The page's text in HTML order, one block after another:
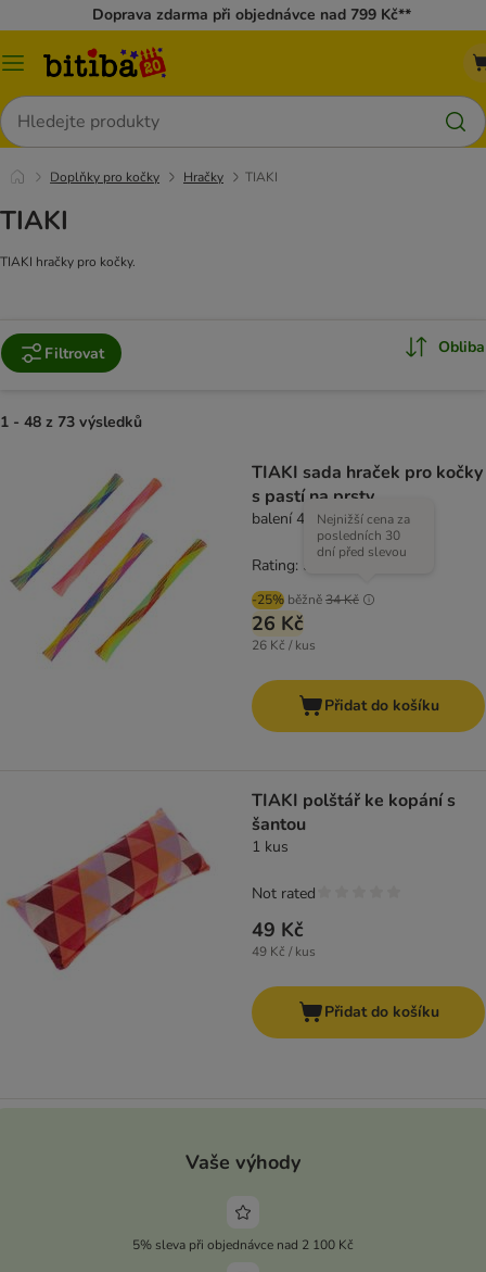
Doprava zdarma při objednávce nad 799 Kč**
Kategorie
Hledat
Doplňky pro kočky Hračky TIAKI
TIAKI
TIAKI hračky pro kočky.
Filtrovat Obliba
1 - 48 z 73 výsledků
TIAKI sada hraček pro kočky
s pastí na prsty
balení 4 ks
-25% běžně34 Kč
Nejnižší cena za
posledních 30
dní před slevou
26 Kč
26 Kč / kus
Rating: 5/5
Přidat do košíku
TIAKI polštář ke kopání s
šantou
1 kus
49 Kč
49 Kč / kus
Not rated
Přidat do košíku
Vaše výhody
5% sleva při objednávce nad 2 100 Kč